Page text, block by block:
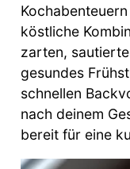
köstliche
zarten,
gesundes
schnellen
nach deinem
bereit für eine